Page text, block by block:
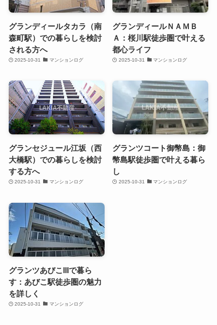
グランディールタカラ（南
森町駅）での暮らしを検討
される方へ
2025-10-31 マンションログ
グランディールＮＡＭＢ
Ａ：桜川駅徒歩圏で叶える
都心ライフ
2025-10-31 マンションログ
グランセジュール江坂（西
大橋駅）での暮らしを検討
する方へ
2025-10-31 マンションログ
グランツコート御幣島：御
幣島駅徒歩圏で叶える暮ら
し
2025-10-31 マンションログ
グランツあびこIIIで暮ら
す：あびこ駅徒歩圏の魅力
を詳しく
2025-10-31 マンションログ